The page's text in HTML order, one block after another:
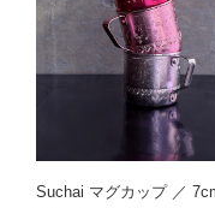
Suchai マグカップ ／